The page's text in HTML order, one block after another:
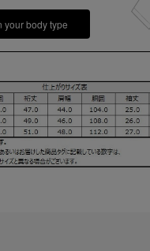
your body type